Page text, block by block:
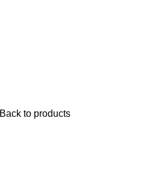
Back to products